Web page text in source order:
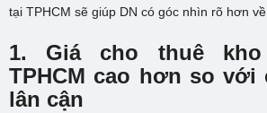
tại TPHCM sẽ giúp DN có góc nhìn rõ hơn về
1. Giá cho thuê
TPHCM cao hơn so với
lân cận